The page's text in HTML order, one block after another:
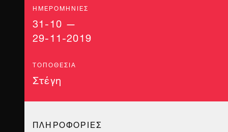
ΗΜΕΡΟΜΗΝΊΕΣ
31-10 —
29-11-2019
ΤΟΠΟΘΕΣΊΑ
Στέγη
ΠΛΗΡΟΦΟΡΙΕΣ